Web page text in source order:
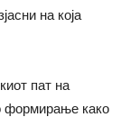
на која
пат на
формирање како